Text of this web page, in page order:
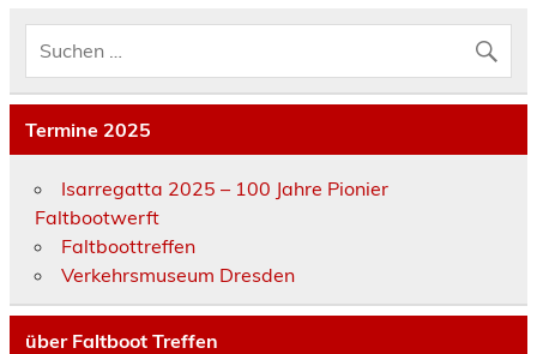
Termine 2025
Isarregatta 2025 – 100 Jahre Pionier
Faltbootwerft
Faltboottreffen
Verkehrsmuseum Dresden
über Faltboot Treffen